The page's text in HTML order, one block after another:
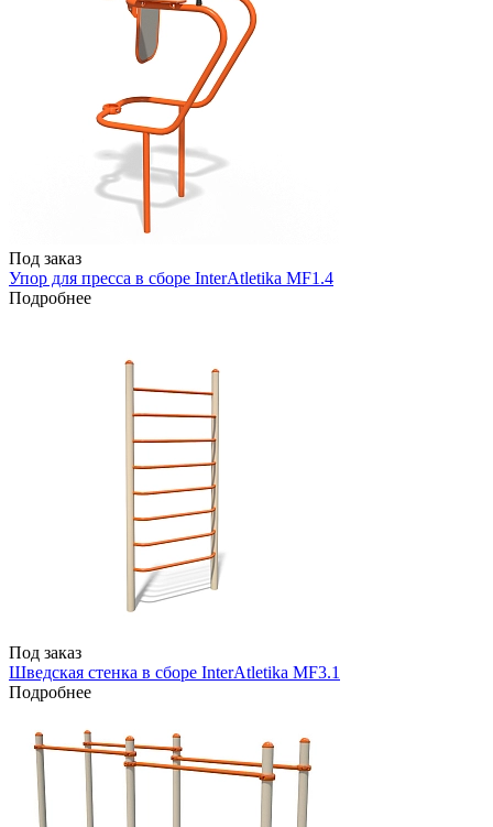
Под заказ
Упор для пресса в сборе InterAtletika MF1.4
Подробнее
Под заказ
Шведская стенка в сборе InterAtletika MF3.1
Подробнее